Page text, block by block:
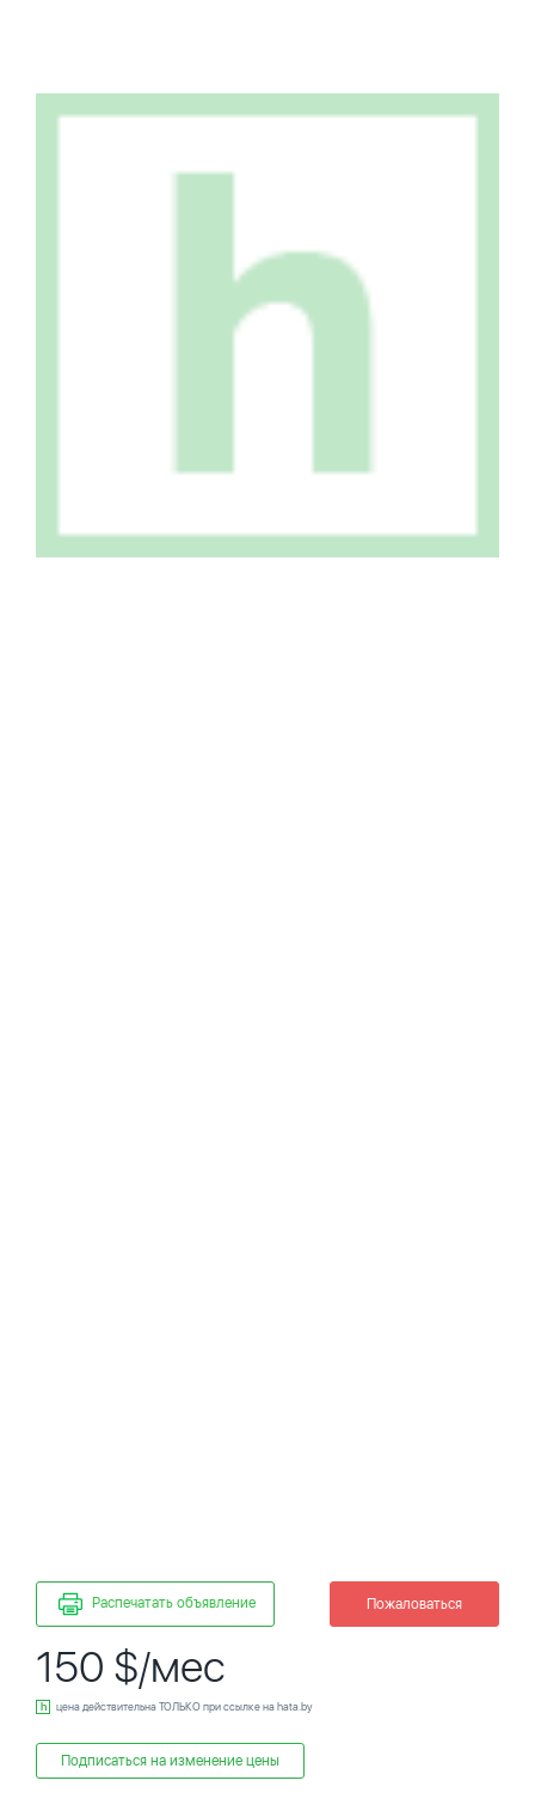
Распечатать объявление Пожаловаться
150 $/мес
цена действительна ТОЛЬКО при ссылке на hata.by
Подписаться на изменение цены